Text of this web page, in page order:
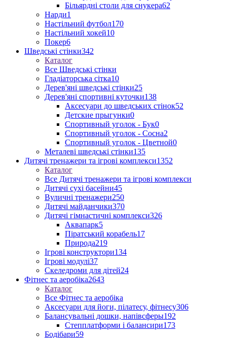
Більярдні столи для снукера62
Нарди1
Настільний футбол170
Настільний хокей10
Покер6
Шведські стінки342
Каталог
Все Шведські стінки
Гладіаторська сітка10
Дерев'яні шведські стінки25
Дерев'яні спортивні куточки138
Аксесуари до шведських стінок52
Детские прыгунки0
Спортивный уголок - Бук0
Спортивный уголок - Сосна2
Спортивный уголок - Цветной0
Металеві шведські стінки135
Дитячі тренажери та ігрові комплекси1352
Каталог
Все Дитячі тренажери та ігрові комплекси
Дитячі сухі басейни45
Вуличні тренажери250
Дитячі майданчики370
Дитячі гімнастичні комплекси326
Аквапарк5
Піратський корабель17
Природа219
Ігрові конструктори134
Ігрові модулі37
Скеледроми для дітей24
Фітнес та аеробіка2643
Каталог
Все Фітнес та аеробіка
Аксесуари для йоги, пілатесу, фітнесу306
Балансувальні дошки, напівсферы192
Степплатформи і балансири173
Бодібари59